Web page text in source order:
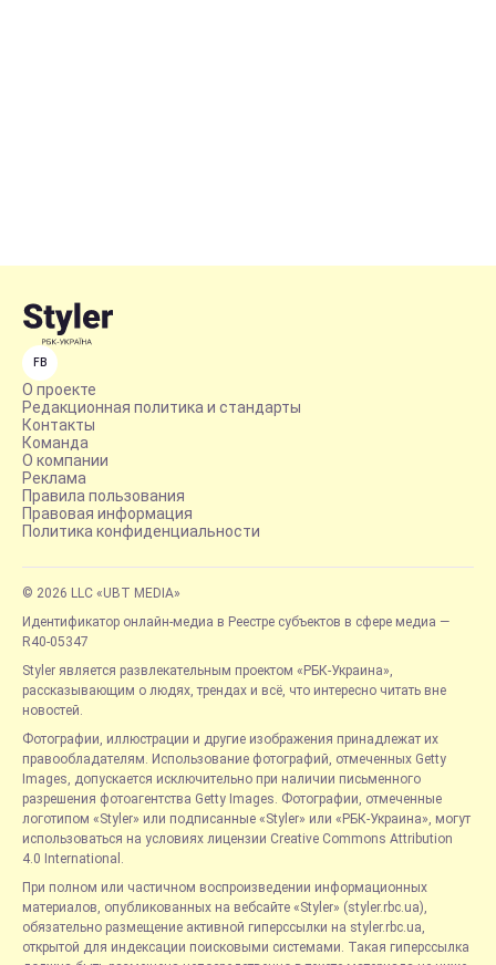
FB
О проекте
Редакционная политика и стандарты
Контакты
Команда
О компании
Реклама
Правила пользования
Правовая информация
Политика конфиденциальности
© 2026 LLC «UBT MEDIA»
Идентификатор онлайн-медиа в Реестре субъектов в сфере медиа —
R40-05347
Styler является развлекательным проектом «РБК-Украина»,
рассказывающим о людях, трендах и всё, что интересно читать вне
новостей.
Фотографии, иллюстрации и другие изображения принадлежат их
правообладателям. Использование фотографий, отмеченных Getty
Images, допускается исключительно при наличии письменного
разрешения фотоагентства Getty Images. Фотографии, отмеченные
логотипом «Styler» или подписанные «Styler» или «РБК-Украина», могут
использоваться на условиях лицензии Creative Commons Attribution
4.0 International.
При полном или частичном воспроизведении информационных
материалов, опубликованных на вебсайте «Styler» (styler.rbc.ua),
обязательно размещение активной гиперссылки на styler.rbc.ua,
открытой для индексации поисковыми системами. Такая гиперссылка